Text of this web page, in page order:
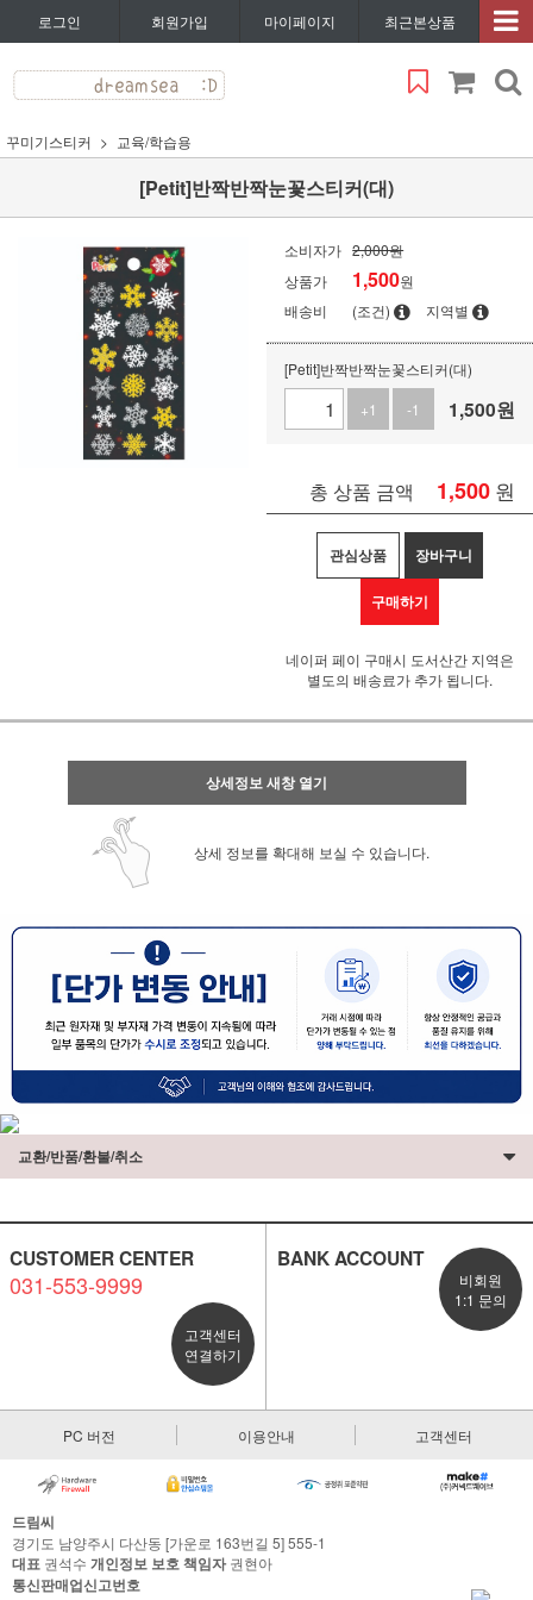
로그인 회원가입 마이페이지 최근본상품
꾸미기스티커 교육/학습용
[Petit]반짝반짝눈꽃스티커(대)
소비자가 2,000원
상품가
1,500원
배송비
(조건) 지역별
[Petit]반짝반짝눈꽃스티커(대)
+1
-1 1,500원
총 상품 금액 1,500 원
관심상품 장바구니
구매하기
네이퍼 페이 구매시 도서산간 지역은
별도의 배송료가 추가 됩니다.
상세정보 새창 열기
상세 정보를 확대해 보실 수 있습니다.
교환/반품/환불/취소
CUSTOMER CENTER
031-553-9999
고객센터
연결하기
BANK ACCOUNT
비회원
1:1 문의
PC 버전 이용안내 고객센터
드림씨
경기도 남양주시 다산동 [가운로 163번길 5] 555-1
대표 권석수 개인정보 보호 책임자권현아
통신판매업신고번호